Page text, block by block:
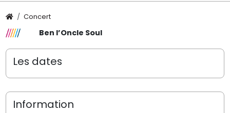
Concert
Ben l’Oncle Soul
Les dates
Information